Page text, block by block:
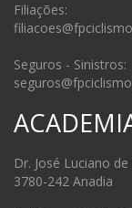
Filiações:
Seguros - Sinistros:
Dr. José Luciano
3780-242 Anadia